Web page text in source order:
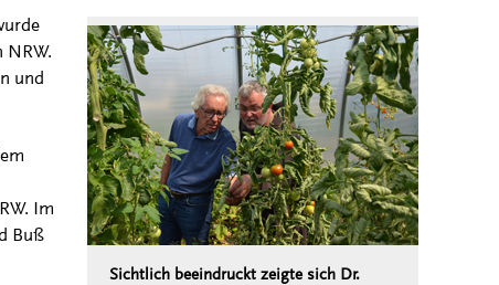
Sichtlich beeindruckt zeigte sich Dr.
NRW.
und
Im
Buß